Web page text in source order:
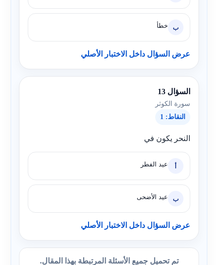
ب خطأ
عرض السؤال داخل الاختبار الأصلي
السؤال 13
سورة الكوثر
النقاط: 1
النحر يكون في
أ عيد الفطر
ب عيد الأضحى
عرض السؤال داخل الاختبار الأصلي
تم تحميل جميع الأسئلة المرتبطة بهذا المقال.